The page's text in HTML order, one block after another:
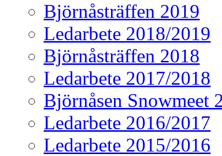
Björnåsträffen 2019
Ledarbete 2018/2019
Björnåsträffen 2018
Ledarbete 2017/2018
Björnåsen Snowmeet
Ledarbete 2016/2017
Ledarbete 2015/2016